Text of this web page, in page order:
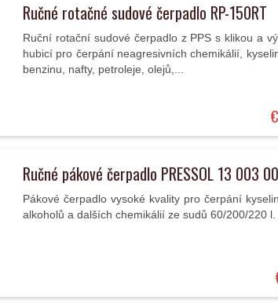
Ručné rotačné sudové čerpadlo RP-150RT
Ruční rotační sudové čerpadlo z PPS s klikou a
hubicí pro čerpání neagresivních chemikálií,
benzinu, nafty, petroleje, olejů,...
Ručné pákové čerpadlo PRESSOL 13 003
Pákové čerpadlo vysoké kvality pro čerpání
alkoholů a dalších chemikálií ze sudů 60/200/220 l.